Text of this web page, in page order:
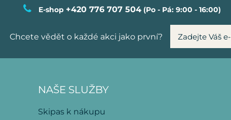
E-shop +420 776 707 504(Po - Pá: 9:00 - 16:00)
Chcete vědět o každé akci jako první?
NAŠE SLUŽBY
Skipas k nákupu